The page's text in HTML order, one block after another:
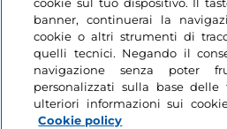
banner, continuerai la
cookie o altri strumenti di
quelli tecnici. Negando il
navigazione senza poter
personalizzati sulla base delle
ulteriori informazioni sui
Cookie policy